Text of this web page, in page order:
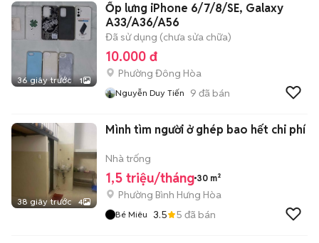
36 giây trước 1
Ốp lưng iPhone 6/7/8/SE, Galaxy
A33/A36/A56
Đã sử dụng (chưa sửa chữa)
10.000 đ
Phường Đông Hòa
Nguyễn Duy Tiến 9 đã bán
38 giây trước 4
Mình tìm người ở ghép bao hết chi phí
Nhà trống
1,5 triệu/tháng 30 m²
Phường Bình Hưng Hòa
Bé Miêu 3.5 5 đã bán